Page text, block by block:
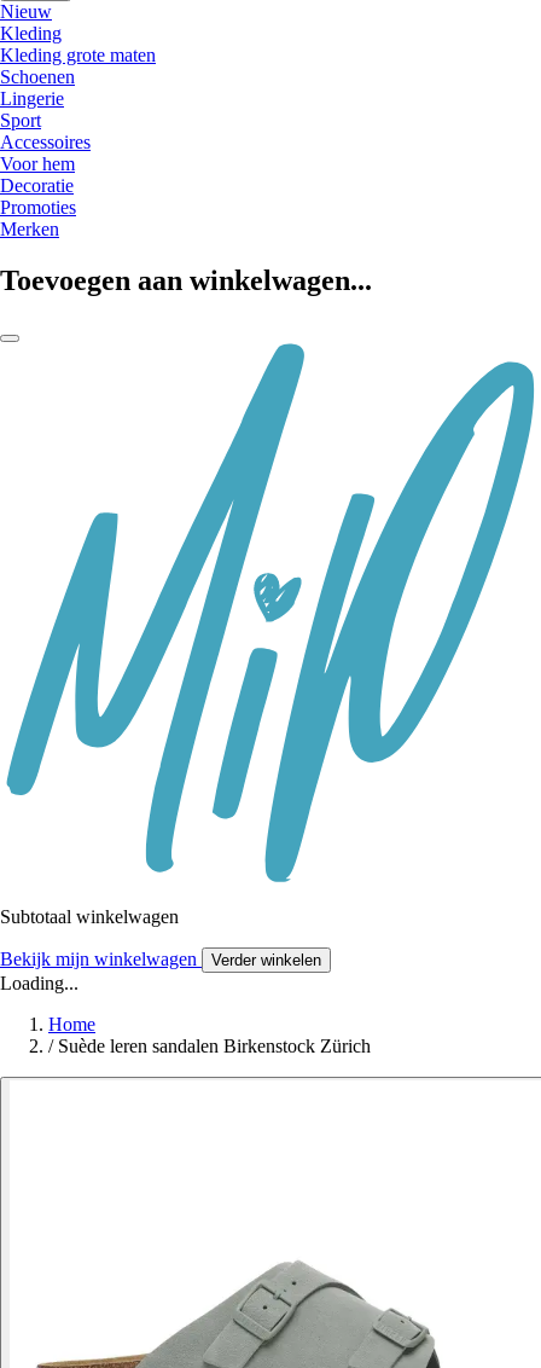
Nieuw
Kleding
Kleding grote maten
Schoenen
Lingerie
Sport
Accessoires
Voor hem
Decoratie
Promoties
Merken
Toevoegen aan winkelwagen...
Subtotaal winkelwagen
Bekijk mijn winkelwagen Verder winkelen
Loading...
Home
/ Suède leren sandalen Birkenstock Zürich